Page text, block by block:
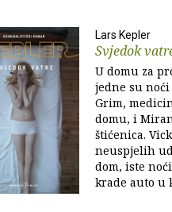
Lars Kepler
Svjedok
U domu za
jedne su
Grim,
domu, i
štićenica.
neuspjelih
dom, iste
krade auto u